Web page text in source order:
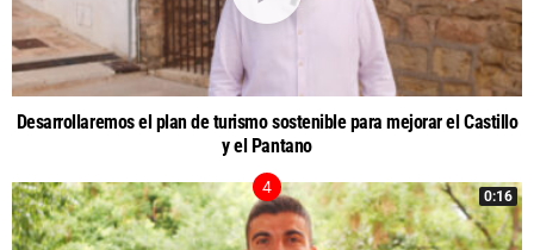
Desarrollaremos el plan de turismo sostenible para mejorar el Castillo
y el Pantano
0:16